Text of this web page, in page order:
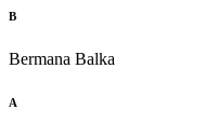
B
Bermana Balka
А